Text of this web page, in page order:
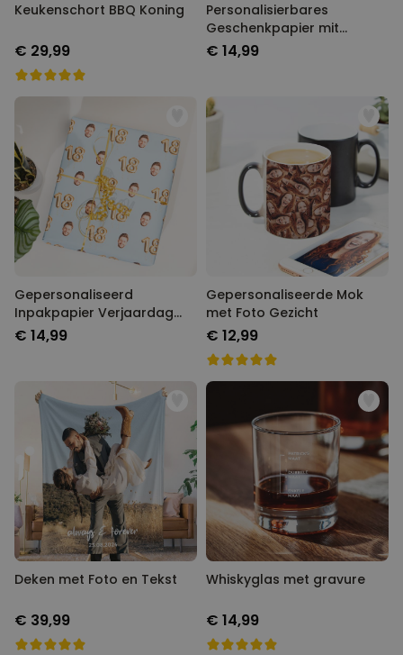
Keukenschort BBQ Koning
€ 29,99
Personalisierbares
Geschenkpapier mit Gesicht
und Partyhut
€ 14,99
Gepersonaliseerd
Inpakpapier Verjaardag met
Foto Gezicht Verjaardag
€ 14,99
Gepersonaliseerde Mok met
Foto Gezicht
€ 12,99
Deken met Foto en Tekst
€ 39,99
Whiskyglas met gravure
€ 14,99